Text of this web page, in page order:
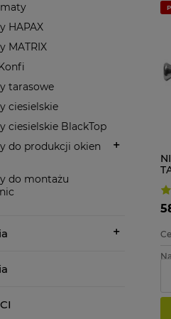
HAPAX
MATRIX
tarasowe
ciesielskie
ciesielskie BlackTop
do produkcji okien
do montażu